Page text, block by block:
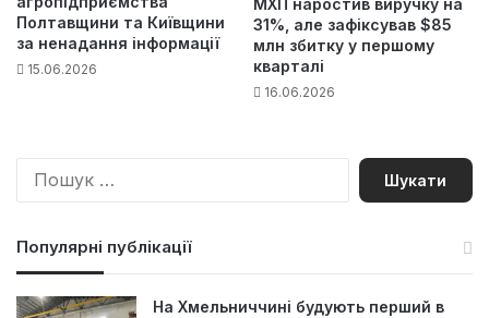
Полтавщини та Київщини
за ненадання інформації
15.06.2026
31%, але зафіксував $85
млн збитку у першому
кварталі
16.06.2026
П
Популярні публікації
На Хмельниччині будують перший в